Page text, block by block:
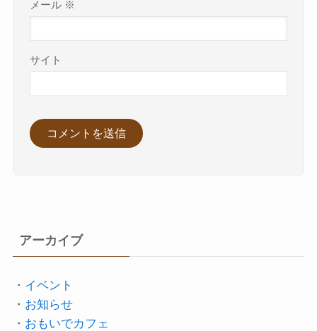
メール ※
サイト
アーカイブ
・ イベント
・ お知らせ
・ おもいでカフェ